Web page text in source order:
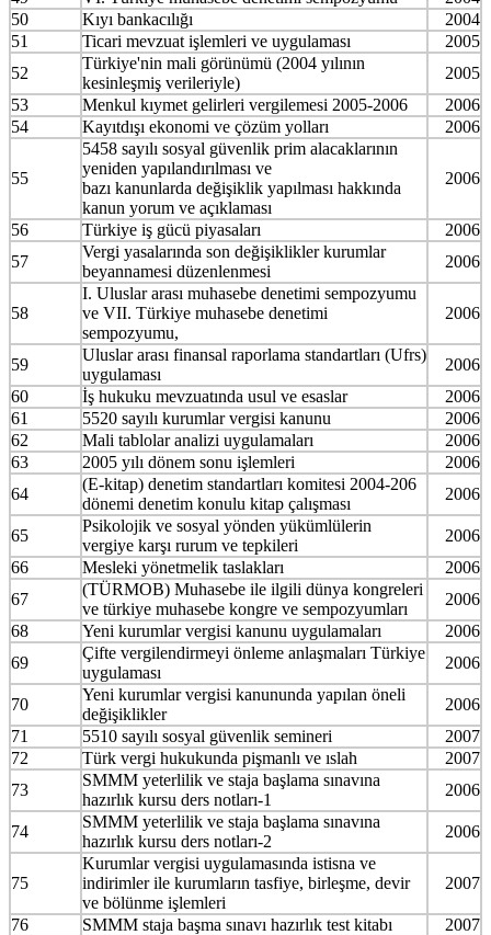
50
Kıyı bankacılığı
2004
51
Ticari mevzuat işlemleri ve uygulaması
2005
52
Türkiye'nin mali görünümü (2004 yılının
kesinleşmiş verileriyle)
2005
53
Menkul kıymet gelirleri vergilemesi 2005-2006
2006
54
Kayıtdışı ekonomi ve çözüm yolları 2006
55
5458 sayılı sosyal güvenlik prim alacaklarının
yeniden yapılandırılması ve
bazı kanunlarda değişiklik yapılması hakkında
kanun yorum ve açıklaması
2006
56 Türkiye iş gücü piyasaları
2006
57
Vergi yasalarında son değişiklikler kurumlar
beyannamesi düzenlenmesi
2006
58
I. Uluslar arası muhasebe denetimi sempozyumu
ve VII. Türkiye muhasebe denetimi
sempozyumu,
2006
59
Uluslar arası finansal raporlama standartları (Ufrs)
uygulaması
2006
60
İş hukuku mevzuatında usul ve esaslar
2006
61
5520 sayılı kurumlar vergisi kanunu
2006
62
Mali tablolar analizi uygulamaları
2006
63
2005 yılı dönem sonu işlemleri
2006
64
(E-kitap) denetim standartları komitesi 2004-206
dönemi denetim konulu kitap çalışması
2006
65
Psikolojik ve sosyal yönden yükümlülerin
vergiye karşı rurum ve tepkileri
2006
66
Mesleki yönetmelik taslakları
2006
67
(TÜRMOB) Muhasebe ile ilgili dünya kongreleri
ve türkiye muhasebe kongre ve sempozyumları
2006
68
Yeni kurumlar vergisi kanunu uygulamaları
2006
69
Çifte vergilendirmeyi önleme anlaşmaları Türkiye
uygulaması
2006
70
Yeni kurumlar vergisi kanununda yapılan öneli
değişiklikler
2006
71
5510 sayılı sosyal güvenlik semineri
2007
72
Türk vergi hukukunda pişmanlı ve ıslah
2007
73
SMMM yeterlilik ve staja başlama sınavına
hazırlık kursu ders notları-1
2006
74
SMMM yeterlilik ve staja başlama sınavına
hazırlık kursu ders notları-2
2006
75
Kurumlar vergisi uygulamasında istisna ve
indirimler ile kurumların tasfiye, birleşme, devir
ve bölünme işlemleri
2007
76 SMMM staja başma sınavı hazırlık test kitabı
2007